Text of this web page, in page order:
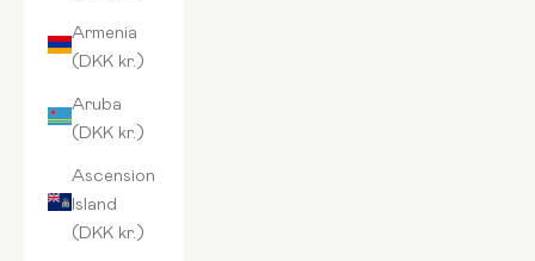
Armenia
(DKK kr.)
Aruba
(DKK kr.)
Ascension
Island
(DKK kr.)